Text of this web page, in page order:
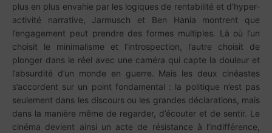
plus en plus envahie par les logiques de rentabilité et d’hyper-
activité narrative, Jarmusch et Ben Hania montrent que
l’engagement peut prendre des formes multiples. Là où l’un
choisit le minimalisme et l’introspection, l’autre choisit de
plonger dans le réel avec une caméra qui capte la douleur et
l’absurdité d’un monde en guerre. Mais les deux cinéastes
s’accordent sur un point fondamental : la politique n’est pas
seulement dans les discours ou les grandes déclarations, mais
dans la manière même de regarder, d’écouter et de sentir. Le
cinéma devient ainsi un acte de résistance à l’indifférence,